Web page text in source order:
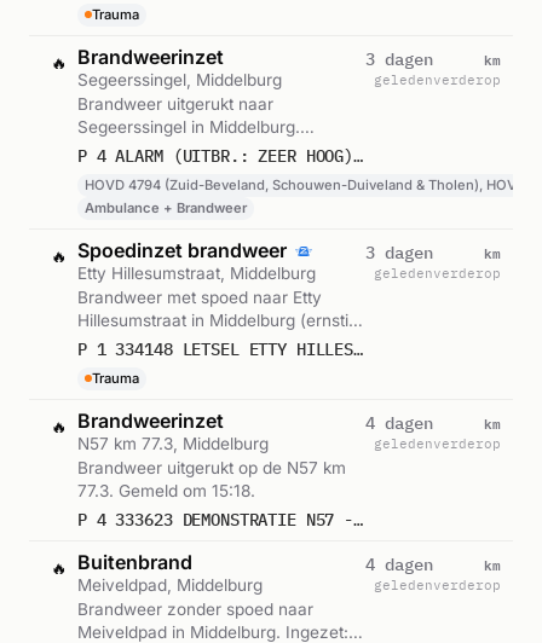
Trauma
🔥 Brandweerinzet
Segeerssingel, Middelburg
Brandweer uitgerukt naar
Segeerssingel in Middelburg.
Ingezet: HOVD 4794 (Zuid-
Tholen), HOVD 5694 (Zeeuws-
Vlaanderen), OVD 4595
(Stadsgewest) en 5 andere
eenheden. Gemeld om 13:28.
P 4 ALARM (UITBR.: ZEER HOOG) FASEWISSELING NATUURBRAND ZLD SEGEERSSINGEL MIDDELBURG
HOVD 4794 (Zuid-Beveland, Schouwen-Duiveland & Tholen), HOVD
Ambulance + Brandweer
3 dagen
geleden
km
verderop
🔥 Spoedinzet brandweer
Etty Hillesumstraat, Middelburg
Brandweer met spoed naar Etty
Hillesumstraat in Middelburg (ernstig
letsel). Gemeld om 21:32.
P 1 334148 LETSEL ETTY HILLESUMSTRAAT MIDDELBURG
Trauma
3 dagen
geleden
km
verderop
🔥 Brandweerinzet
N57 km 77.3, Middelburg
Brandweer uitgerukt op de N57 km
77.3. Gemeld om 15:18.
P 4 333623 DEMONSTRATIE N57 - HAVENPOORTWEG 77,3 MIDDELBURG
4 dagen
geleden
km
verderop
🔥 Buitenbrand
Meiveldpad, Middelburg
Brandweer zonder spoed naar
Meiveldpad in Middelburg. Ingezet:
4 dagen
geleden
km
verderop